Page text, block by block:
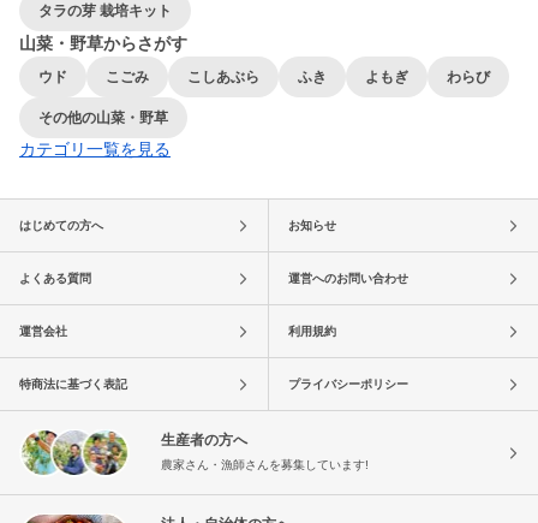
タラの芽 栽培キット
山菜・野草からさがす
ウド こごみ こしあぶら ふき よもぎ わらび
その他の山菜・野草
カテゴリ一覧を見る
はじめての方へ お知らせ
よくある質問 運営へのお問い合わせ
運営会社 利用規約
特商法に基づく表記 プライバシーポリシー
生産者の方へ
農家さん・漁師さんを募集しています!